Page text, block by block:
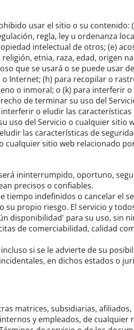
usar el sitio o su
regla, ley u ordenanza
intelectual de otros; (e)
etnia, raza, edad, origen
que se usará o se puede usar
o Internet; (h) para recopilar o
o inmoral; o (k) para interferir
de terminar su uso del
interferir o eludir las
uso del Servicio o cualquier sitio
las características de
cualquier sitio web relacionado
ininterrumpido, oportuno,
precisos o confiables.
indefinidos o cancelar el
su propio riesgo. El servicio y
disponibilidad' para su uso, sin
de comerciabilidad, calidad
si se le advierte de su
en dichos estados o
matrices, subsidiarias,
y empleados, de